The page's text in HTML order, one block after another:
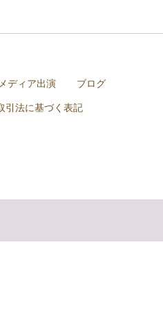
ディア出演 ブログ
引法に基づく表記